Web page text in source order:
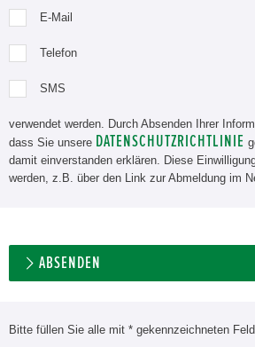
E-Mail
Telefon
SMS
verwendet werden. Durch Absenden Ihrer
dass Sie unsere DATENSCHUTZRICHTLINIE
damit einverstanden erklären. Diese
werden, z.B. über den Link zur Abmeldung im
ABSENDEN
Bitte füllen Sie alle mit * gekennzeichneten